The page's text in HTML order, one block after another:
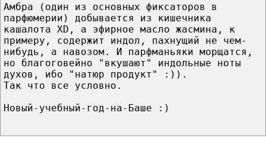
Амбра (один из основных фиксаторов в
парфюмерии) добывается из кишечника
кашалота XD, а эфирное масло жасмина, к
примеру, содержит индол, пахнущий не чем-
нибудь, а навозом. И парфманьяки морщатся,
но благоговейно "вкушают" индольные ноты
духов, ибо "натюр продукт" :)).
Так что все условно.
Новый-учебный-год-на-Баше :)